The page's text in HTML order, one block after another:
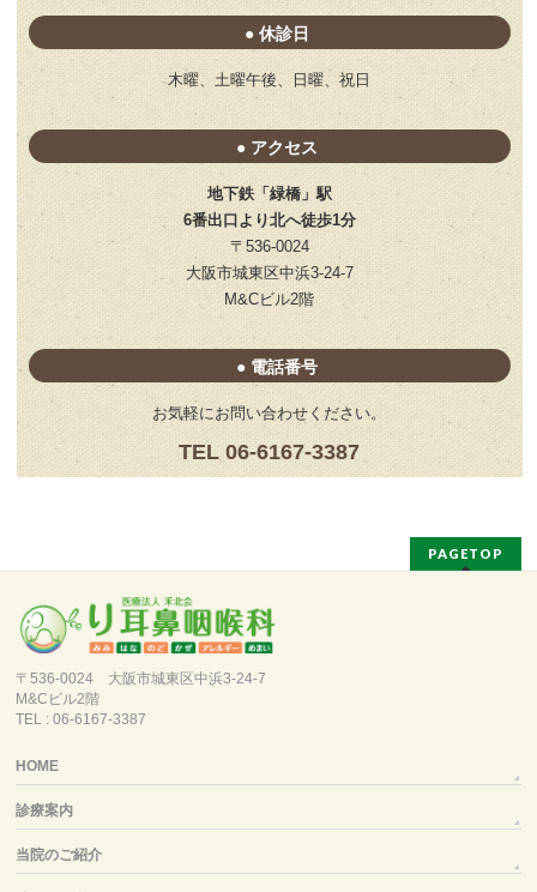
● 休診日
木曜、土曜午後、日曜、祝日
● アクセス
地下鉄「緑橋」駅
6番出口より北へ徒歩1分
〒536-0024
大阪市城東区中浜3-24-7
M&Cビル2階
● 電話番号
お気軽にお問い合わせください。
TEL 06-6167-3387
PAGETOP
〒536-0024 大阪市城東区中浜3-24-7
M&Cビル2階
TEL : 06-6167-3387
HOME
診療案内
当院のご紹介